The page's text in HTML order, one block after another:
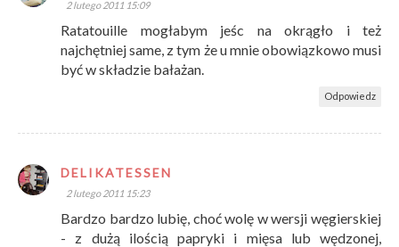
2 lutego 2011 15:09
Ratatouille mogłabym jeśc na okrągło i też
najchętniej same, z tym że u mnie obowiązkowo musi
być w składzie bałażan.
Odpowiedz
DELIKATESSEN
2 lutego 2011 15:23
Bardzo bardzo lubię, choć wolę w wersji węgierskiej
- z dużą ilością papryki i mięsa lub wędzonej,